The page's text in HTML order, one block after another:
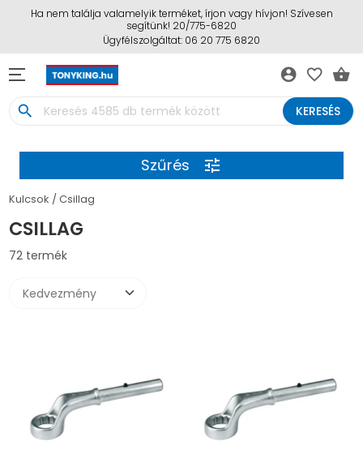
Ha nem találja valamelyik terméket, írjon vagy hívjon! Szívesen
segítünk! 20/775-6820
Ügyfélszolgáltat: 06 20 775 6820
account_circle favorite_border shopping_basket
search KERESÉS
Szűrés tune
Kulcsok Csillag
CSILLAG
72 termék